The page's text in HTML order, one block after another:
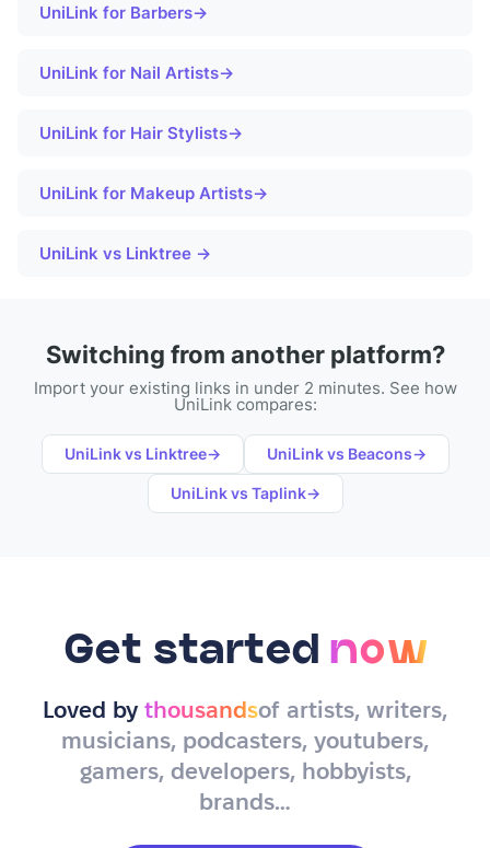
UniLink for Barbers→
UniLink for Nail Artists→
UniLink for Hair Stylists→
UniLink for Makeup Artists→
UniLink vs Linktree →
Switching from another platform?
Import your existing links in under 2 minutes. See how
UniLink compares:
UniLink vs Linktree→ UniLink vs Beacons→
UniLink vs Taplink→
Get started now
Loved by thousandsof artists, writers,
musicians, podcasters, youtubers,
gamers, developers, hobbyists,
brands…